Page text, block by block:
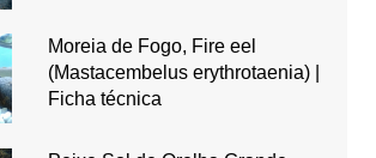
Moreia de Fogo, Fire eel
(Mastacembelus erythrotaenia) |
Ficha técnica